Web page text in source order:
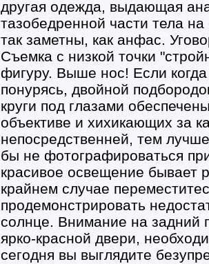
другая одежда, выдающая
тазобедренной части тела
так заметны, как анфас.
Съемка с низкой точки
фигуру. Выше нос! Если
понурясь, двойной
круги под глазами
объективе и хихикающих за
непосредственней, тем
бы не фотографироваться
красивое освещение бывает
крайнем случае
продемонстрировать
солнце. Внимание на задний
ярко-красной двери,
сегодня вы выглядите